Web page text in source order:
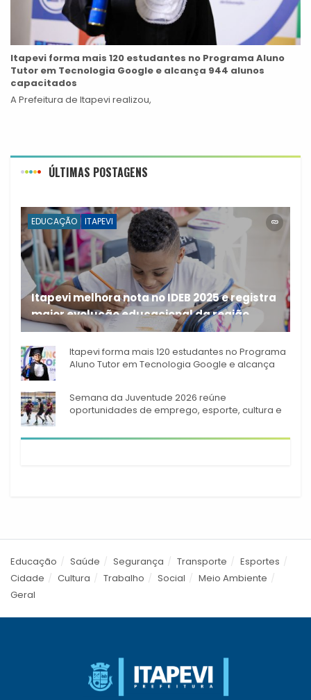
Itapevi forma mais 120 estudantes no Programa Aluno
Tutor em Tecnologia Google e alcança 944 alunos
capacitados
A Prefeitura de Itapevi realizou,
ÚLTIMAS POSTAGENS
EDUCAÇÃO ITAPEVI
Itapevi melhora nota no IDEB 2025 e registra
maior evolução educacional da região
A rede municipal de ensino
Itapevi forma mais 120 estudantes no Programa
Aluno Tutor em Tecnologia Google e alcança
Semana da Juventude 2026 reúne
oportunidades de emprego, esporte, cultura e
Educação Saúde Segurança Transporte
Esportes
Cidade
Cultura Trabalho Social
Meio Ambiente
Geral